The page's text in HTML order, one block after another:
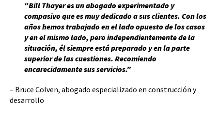
“Bill Thayer es un abogado experimentado y
compasivo que es muy dedicado a sus clientes. Con los
años hemos trabajado en el lado opuesto de los casos
y en el mismo lado, pero independientemente de la
situación, él siempre está preparado y en la parte
superior de las cuestiones. Recomiendo
encarecidamente sus servicios.”
– Bruce Colven, abogado especializado en construcción y
desarrollo